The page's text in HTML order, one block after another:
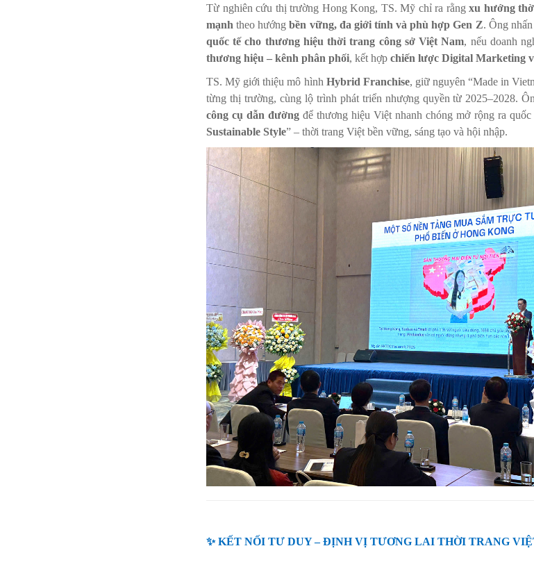
Từ nghiên cứu thị trường Hong Kong, TS. Mỹ chỉ ra rằng xu hướng
mạnh theo hướngbền vững, đa giới tính và phù hợp Gen Z. Ông
quốc tế cho thương hiệu thời trang công sở Việt Nam, nếu doanh
thương hiệu – kênh phân phối, kết hợp chiến lược Digital Marketing
TS. Mỹ giới thiệu mô hình Hybrid Franchise, giữ nguyên “Made in
từng thị trường, cùng lộ trình phát triển nhượng quyền từ 2025–2028.
công cụ dẫn đường để thương hiệu Việt nhanh chóng mở rộng ra
Sustainable Style” – thời trang Việt bền vững, sáng tạo và hội nhập.
✨ KẾT NỐI TƯ DUY – ĐỊNH VỊ TƯƠNG LAI THỜI TRANG